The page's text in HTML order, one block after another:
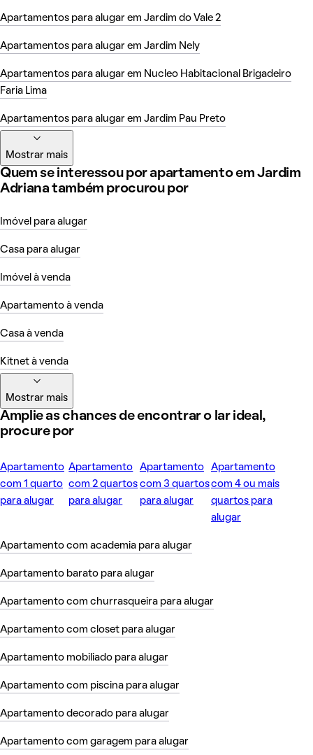
Apartamentos para alugar em Jardim do Vale 2
Apartamentos para alugar em Jardim Nely
Apartamentos para alugar em Nucleo Habitacional Brigadeiro
Faria Lima
Apartamentos para alugar em Jardim Pau Preto
Mostrar mais
Quem se interessou por apartamento em Jardim
Adriana também procurou por
Imóvel para alugar
Casa para alugar
Imóvel à venda
Apartamento à venda
Casa à venda
Kitnet à venda
Mostrar mais
Amplie as chances de encontrar o lar ideal,
procure por
Apartamento
com 1 quarto
para alugar
Apartamento
com 2 quartos
para alugar
Apartamento
com 3 quartos
para alugar
Apartamento
com 4 ou mais
quartos para
alugar
Apartamento com academia para alugar
Apartamento barato para alugar
Apartamento com churrasqueira para alugar
Apartamento com closet para alugar
Apartamento mobiliado para alugar
Apartamento com piscina para alugar
Apartamento decorado para alugar
Apartamento com garagem para alugar